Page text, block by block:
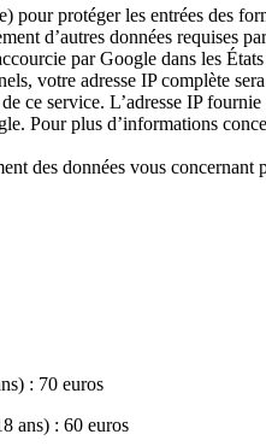
protéger les entrées des
d’autres données
par Google dans les
votre adresse IP complète
ce service. L’adresse IP
Pour plus d’informations
des données vous concernant
: 70 euros
ans) : 60 euros